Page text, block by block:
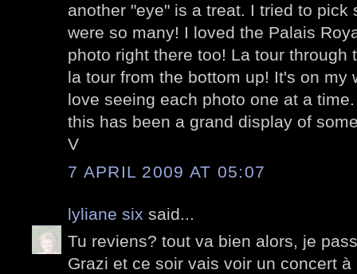
another "eye" is a treat. I tried to pick
were so many! I loved the Palais
photo right there too! La tour through
la tour from the bottom up! It's on my
love seeing each photo one at a
this has been a grand display of
V
7 APRIL 2009 AT 05:07
lyliane six said...
Tu reviens? tout va bien alors, je
Grazi et ce soir vais voir un concert